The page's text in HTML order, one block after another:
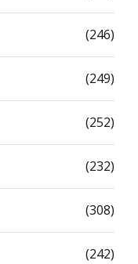
(246)
(249)
(252)
(232)
(308)
(242)